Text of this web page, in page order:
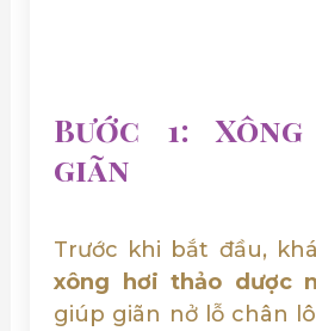
Bước 1:
giãn
Trước khi bắt đầu,
xông hơi thảo dược
giúp giãn nở lỗ chân